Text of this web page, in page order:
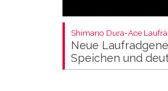
Shimano Dura-Ace
Neue
Speichen und